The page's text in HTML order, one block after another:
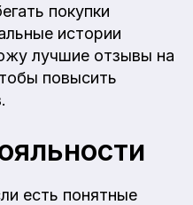
покупки
истории
лучшие отзывы на
повысить
есть понятные